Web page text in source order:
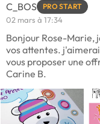
C_BOS PRO START
02 mars à 17:34
Bonjour Rose-Marie,
vos attentes.
vous proposer une
Carine B.